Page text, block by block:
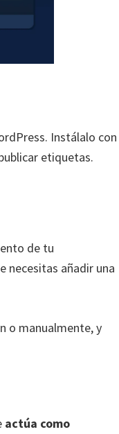
Instálalo con
etiquetas.
de tu
necesitas añadir una
o manualmente, y
actúa como